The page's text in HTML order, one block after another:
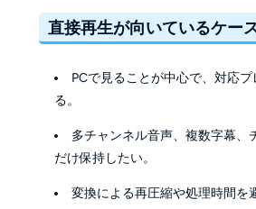
直接再生が向いているケー
PCで見ることが中心で、対応
る。
多チャンネル音声、複数字幕、
だけ保持したい。
変換による再圧縮や処理時間を